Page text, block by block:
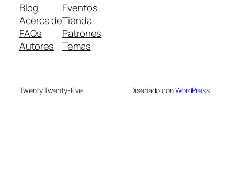
Blog
Acerca de
FAQs
Autores
Eventos
Tienda
Patrones
Temas
Twenty Twenty-Five Diseñado conWordPress